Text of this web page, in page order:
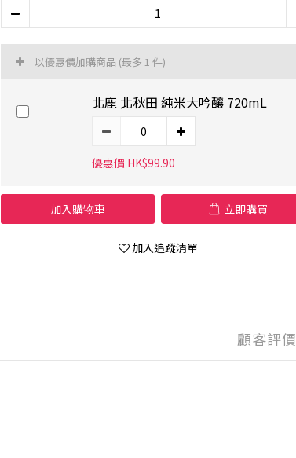
以優惠價加購商品 (最多 1 件)
北鹿 北秋田 純米大吟釀 720mL
優惠價 HK$99.90
加入購物車 立即購買
加入追蹤清單
顧客評價